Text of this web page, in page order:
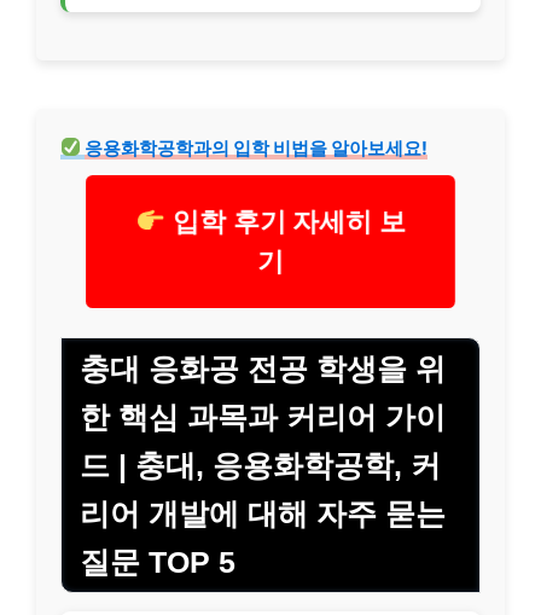
응용화학공학과의 입학 비법을 알아보세요!
입학 후기 자세히 보
기
충대 응화공 전공 학생을 위
한 핵심 과목과 커리어 가이
드 | 충대, 응용화학공학, 커
리어 개발에 대해 자주 묻는
질문 TOP 5